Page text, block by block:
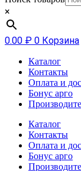
×
0.00 ₽ 0 Корзина
Каталог
Контакты
Оплата и
Бонус арго
Каталог
Контакты
Оплата и
Бонус арго